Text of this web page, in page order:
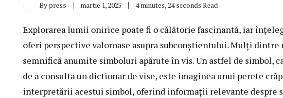
By press martie 1, 2025 4 minutes, 24 seconds Read
Explorarea lumii onirice poate fi o călătorie fascinantă, iar
oferi perspective valoroase asupra subconștientului. Mulți dintre
semnifică anumite simboluri apărute în vis. Un astfel de simbol,
de a consulta un dictionar de vise, este imaginea unui perete
interpretării acestui simbol, oferind informații relevante despre